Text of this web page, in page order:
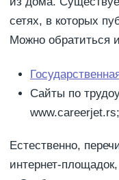
сетях, в которых
Можно обратиться
Сайты по
Естественно,
интернет-